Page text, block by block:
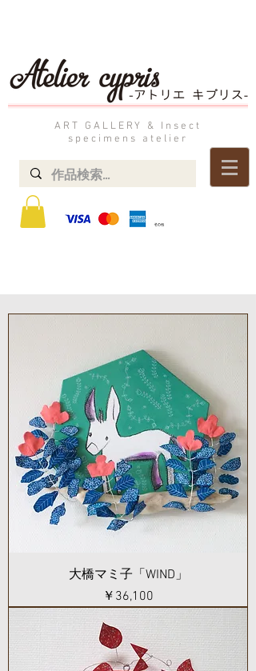
ART GALLERY & Insect
specimens atelier
大橋マミ子「WIND」
価格
￥36,100